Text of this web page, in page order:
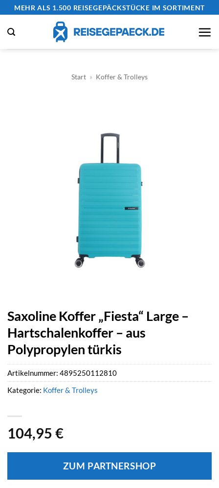
Zum
springen
MEHR ALS 1.500 REISEGEPÄCKSTÜCKE IM SORTIMENT
Start » Koffer & Trolleys
Saxoline Koffer „Fiesta“ Large –
Hartschalenkoffer – aus
Polypropylen türkis
104,95 €
ZUM PARTNERSHOP
Artikelnummer: 4895250112810
Kategorie: Koffer & Trolleys